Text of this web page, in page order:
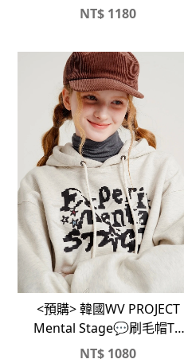
毛帽T
NT$ 1180
<預購> 韓國WV PROJECT
Mental Stage💬刷毛帽T#
帽踢
NT$ 1080